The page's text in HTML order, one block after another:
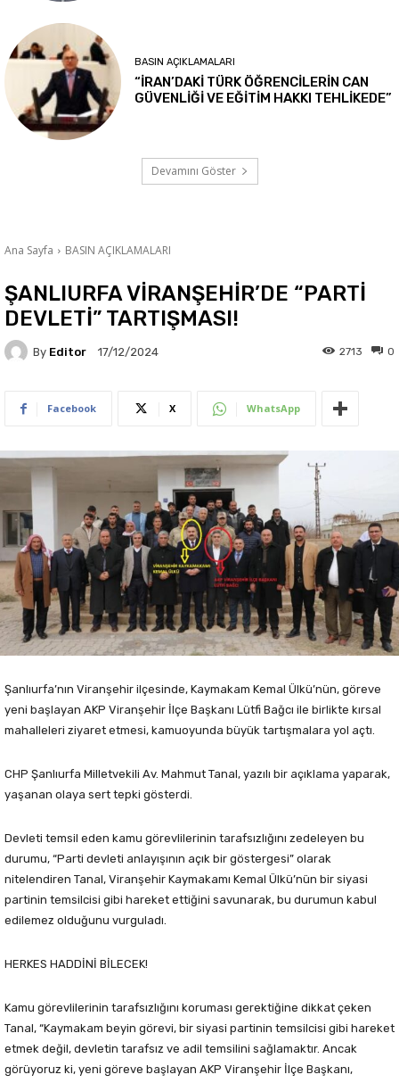
BASIN AÇIKLAMALARI
“İRAN’DAKİ TÜRK ÖĞRENCİLERİN CAN
GÜVENLİĞİ VE EĞİTİM HAKKI TEHLİKEDE”
Devamını Göster